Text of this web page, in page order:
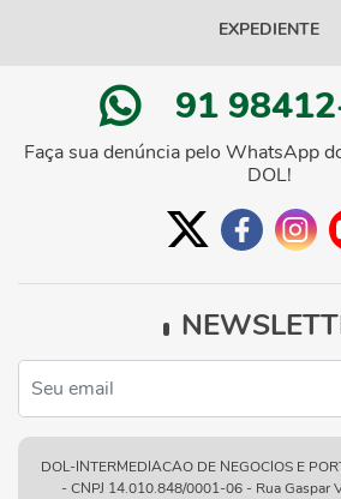
EXPEDIENTE
91
Faça sua denúncia pelo WhatsApp
DOL!
DOL-INTERMEDIACAO DE NEGOCIOS E
- CNPJ 14.010.848/0001-06 - Rua Gaspar